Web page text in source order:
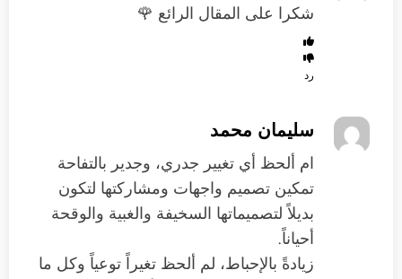
شكرا على المقال الرائع 🌹
رد
سليمان محمد
ام ألحظ أي تغيير جدري، وجدير بالتفاحة
تمكين تصميم واجهات ومشاركتها لتكون
بديلاً لتصميماتها السخيفة والغبية والوقحة
أحياناً.
زيادةً بالإحباط، لم ألحظ تغيراً توعياً وكل ما